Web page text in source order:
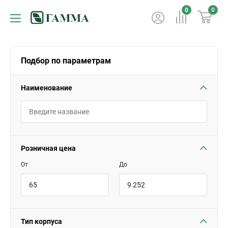
0 0
Подбор по параметрам
Наименование
Розничная цена
От До
Тип корпуса